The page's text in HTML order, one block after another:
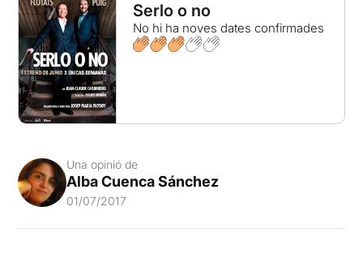
Serlo o no
No hi ha noves dates confirmades
Una opinió de
Alba Cuenca Sánchez
01/07/2017